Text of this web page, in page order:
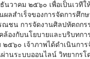
าคม ๒๕๖๐ เพื่อเป็นเวทีใ
สำเร็จของการจัดการศึก
ณชน การจัดงานศิลปหัตถก
องกับนโยบายและบริบทกา
๖๐ เจ้าภาพได้ดำเนินกา
านระบบออนไลน์ วิทยากร